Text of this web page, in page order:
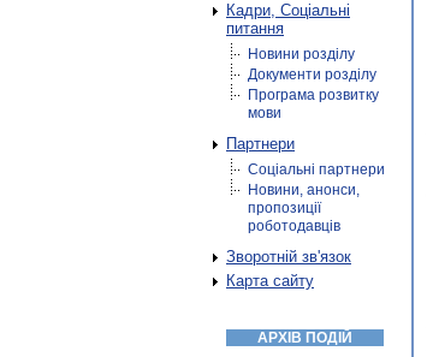
Кадри, Соціальні
питання
Новини розділу
Документи розділу
Програма розвитку
мови
Партнери
Соціальні партнери
Новини, анонси,
пропозиції
роботодавців
Зворотній зв'язок
Карта сайту
АРХІВ ПОДІЙ